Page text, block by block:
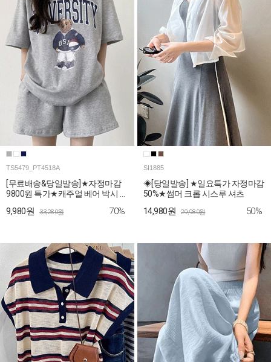
TS5479_PT4518A
[무료배송&당일발송]★자정마감
9800원 특가★캐주얼 베어 박시 티
9,980원 33,280원 70%
SI1885
◈[당일발송] ★일요특가 자정마감
50%★썸머 크롭 시스루 셔츠
14,980원 29,980원 50%